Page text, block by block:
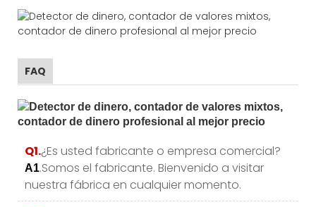
FAQ
Q1.¿Es usted fabricante o empresa comercial?
A1.Somos el fabricante. Bienvenido a visitar
nuestra fábrica en cualquier momento.